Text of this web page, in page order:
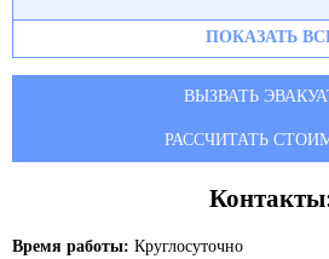
ПОКАЗАТЬ
ВЫЗВАТЬ
РАССЧИТАТЬ
Время работы: Круглосуточно